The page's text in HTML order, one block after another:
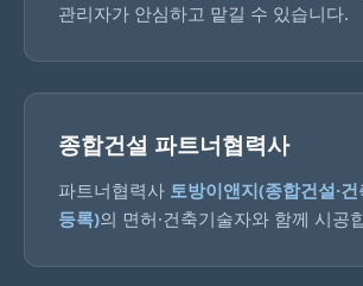
관리자가 안심하고 맡길 수 있습니다.
종합건설 파트너협력사
파트너협력사 토방이앤지(종합건설·
등록)의 면허·건축기술자와 함께 시공